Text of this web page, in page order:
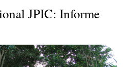
JPIC: Informe